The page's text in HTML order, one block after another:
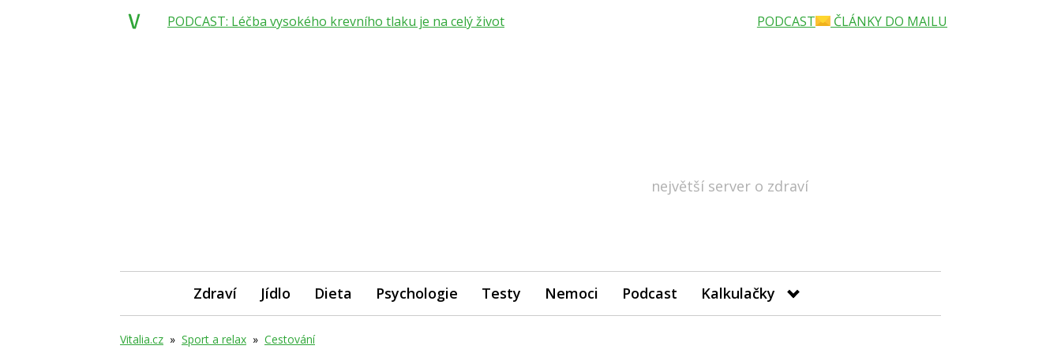
největší server o zdraví
Zdraví Jídlo Dieta Psychologie Testy Nemoci Podcast Kalkulačky
Vitalia.cz » Sport a relax » Cestování
PODCAST: Léčba vysokého krevního tlaku je na celý život PODCAST ČLÁNKY DO MAILU